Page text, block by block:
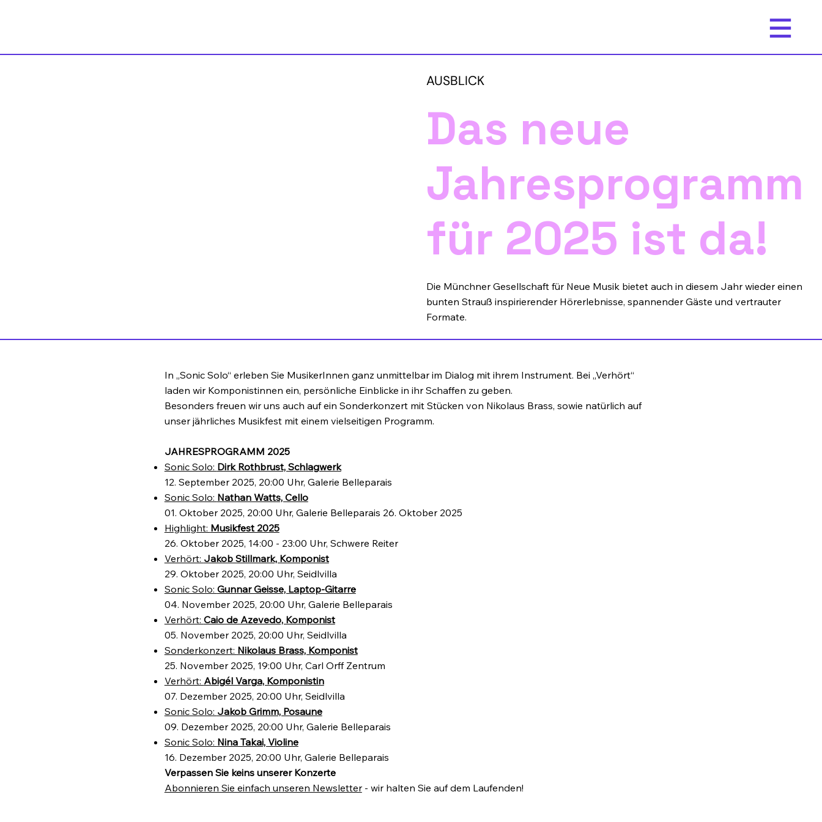
AUSBLICK
Das neue
Jahresprogramm
für 2025 ist da!
Die Münchner Gesellschaft für Neue Musik bietet auch in diesem Jahr wieder einen
bunten Strauß inspirierender Hörerlebnisse, spannender Gäste und vertrauter
Formate.
In „Sonic Solo“ erleben Sie MusikerInnen ganz unmittelbar im Dialog mit ihrem Instrument. Bei „Verhört“
laden wir Komponistinnen ein, persönliche Einblicke in ihr Schaffen zu geben.
Besonders freuen wir uns auch auf ein Sonderkonzert mit Stücken von Nikolaus Brass, sowie natürlich auf
unser jährliches Musikfest mit einem vielseitigen Programm.
JAHRESPROGRAMM 2025
Sonic Solo: Dirk Rothbrust, Schlagwerk
12. September 2025, 20:00 Uhr, Galerie Belleparais
Sonic Solo: Nathan Watts, Cello
01. Oktober 2025, 20:00 Uhr, Galerie Belleparais 26. Oktober 2025
Highlight: Musikfest 2025
26. Oktober 2025, 14:00 - 23:00 Uhr, Schwere Reiter
Verhört: Jakob Stillmark, Komponist
29. Oktober 2025, 20:00 Uhr, Seidlvilla
Sonic Solo: Gunnar Geisse, Laptop-Gitarre
04. November 2025, 20:00 Uhr, Galerie Belleparais
Verhört: Caio de Azevedo, Komponist
05. November 2025, 20:00 Uhr, Seidlvilla
Sonderkonzert: Nikolaus Brass, Komponist
25. November 2025, 19:00 Uhr, Carl Orff Zentrum
Verhört: Abigél Varga, Komponistin
07. Dezember 2025, 20:00 Uhr, Seidlvilla
Sonic Solo: Jakob Grimm, Posaune
09. Dezember 2025, 20:00 Uhr, Galerie Belleparais
Sonic Solo: Nina Takai, Violine
16. Dezember 2025, 20:00 Uhr, Galerie Belleparais
Verpassen Sie keins unserer Konzerte
Abonnieren Sie einfach unseren Newsletter- wir halten Sie auf dem Laufenden!